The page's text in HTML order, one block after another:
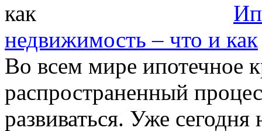
недвижимость – что и как
Во всем мире ипотечное
распространенный
развиваться. Уже